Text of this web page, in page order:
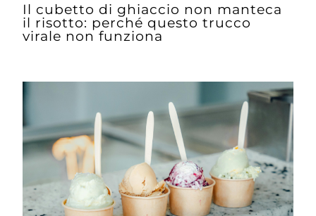
Il cubetto di ghiaccio non manteca
il risotto: perché questo trucco
virale non funziona